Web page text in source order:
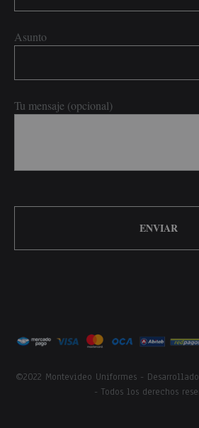
Asunto
Tu mensaje (opcional)
©2022 Montevideo Uniformes -
- Todos los derechos